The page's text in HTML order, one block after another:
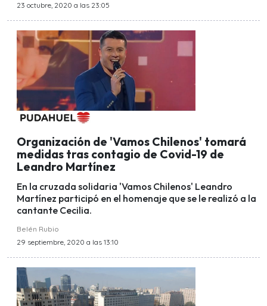
23 octubre, 2020 a las 23:05
Organización de 'Vamos Chilenos' tomará
medidas tras contagio de Covid-19 de
Leandro Martínez
En la cruzada solidaria 'Vamos Chilenos' Leandro
Martínez participó en el homenaje que se le realizó a la
cantante Cecilia.
Belén Rubio
29 septiembre, 2020 a las 13:10